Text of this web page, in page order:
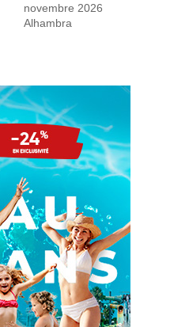
novembre 2026
Alhambra